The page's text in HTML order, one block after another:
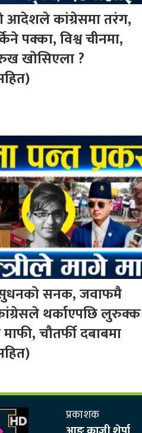
आदेशले कांग्रेसमा तरंग,
पक्का, विश्व चीनमा,
खोसिएला ?
सुधनको सनक, जवाफमै
थर्काएपछि लुरुक्क
चौतर्फी दबाबमा
प्रकाशक